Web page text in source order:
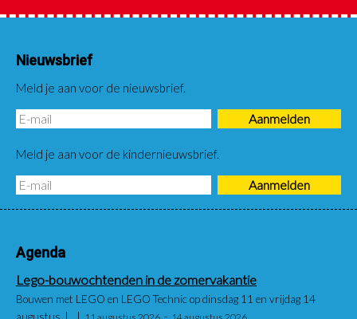
Nieuwsbrief
Meld je aan voor de nieuwsbrief.
Meld je aan voor de kindernieuwsbrief.
Agenda
Lego-bouwochtenden in de zomervakantie
Bouwen met LEGO en LEGO Technic op dinsdag 11 en vrijdag 14
augustus